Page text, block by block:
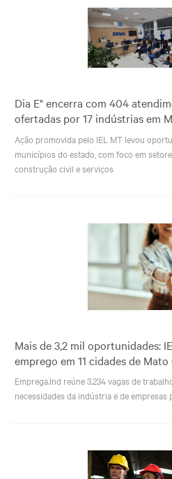
Dia E" encerra com 404
ofertadas por 17 indústrias em
Ação promovida pelo IEL MT levou
municípios do estado, com foco em
construção civil e serviços
Mais de 3,2 mil oportunidades:
emprego em 11 cidades de Mato
Emprega.Ind reúne 3.234 vagas de
necessidades da indústria e de